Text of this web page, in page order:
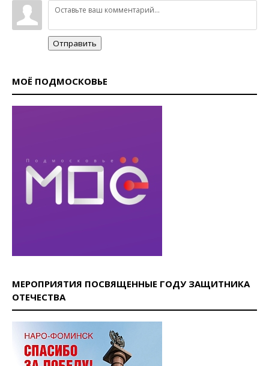
Отправить
МОЁ ПОДМОСКОВЬЕ
МЕРОПРИЯТИЯ ПОСВЯЩЕННЫЕ ГОДУ ЗАЩИТНИКА
ОТЕЧЕСТВА